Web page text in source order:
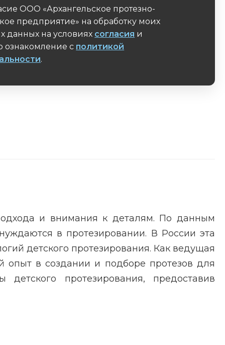
ООО «Архангельское протезно-
предприятие» на обработку моих
данных на условиях согласия и
ознакомление с политикой
.
и внимания к деталям. По данным
в протезировании. В России эта
детского протезирования. Как ведущая
опыт в создании и подборе протезов для
протезирования, предоставив